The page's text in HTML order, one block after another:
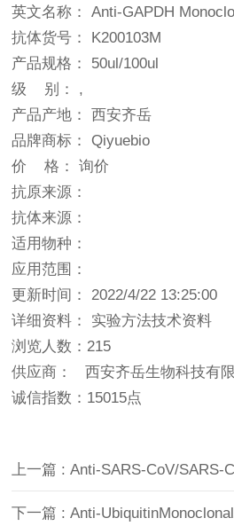
英文名称： Anti-GAPDH
抗体货号： K200103M
产品规格： 50ul/100ul
级 别： ,
产品产地： 西安齐岳
品牌商标： Qiyuebio
价 格： 询价
抗原来源：
抗体来源：
适用物种：
应用范围：
更新时间： 2022/4/22 13:25:00
详细资料： 实验方法技术资料
浏览人数：215
供应商： 西安齐岳生物科技有
诚信指数： 15015点
下一篇 : Anti-